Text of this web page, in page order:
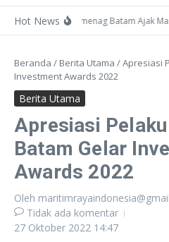
Hot News
Kepala Kemenag Batam Ajak
Beranda / Berita Utama /Apresiasi
Investment Awards 2022
Berita Utama
Apresiasi Pelaku
Batam Gelar
Awards 2022
Oleh
Tidak ada komentar
27 Oktober 2022 14:47